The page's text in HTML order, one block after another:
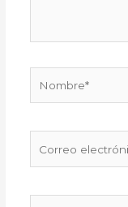
electrónico*